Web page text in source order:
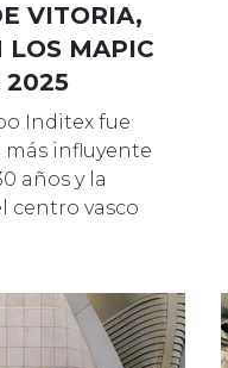
VITORIA,
LOS MAPIC
2025
Inditex fue
influyente
años y la
centro vasco